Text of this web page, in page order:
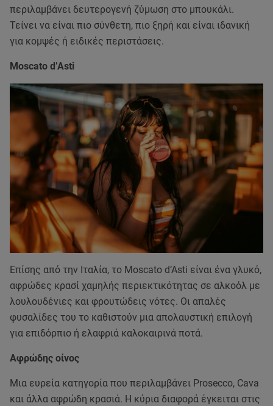
περιλαμβάνει δευτερογενή ζύμωση στο μπουκάλι.
Τείνει να είναι πιο σύνθετη, πιο ξηρή και είναι ιδανική
για κομψές ή ειδικές περιστάσεις.
Moscato d’Asti
Επίσης από την Ιταλία, το Moscato d’Asti είναι ένα γλυκό,
αφρώδες κρασί χαμηλής περιεκτικότητας σε αλκοόλ με
λουλουδένιες και φρουτώδεις νότες. Οι απαλές
φυσαλίδες του το καθιστούν μια απολαυστική επιλογή
για επιδόρπιο ή ελαφριά καλοκαιρινά ποτά.
Αφρώδης οίνος
Μια ευρεία κατηγορία που περιλαμβάνει Prosecco, Cava
και άλλα αφρώδη κρασιά. Η κύρια διαφορά έγκειται στις